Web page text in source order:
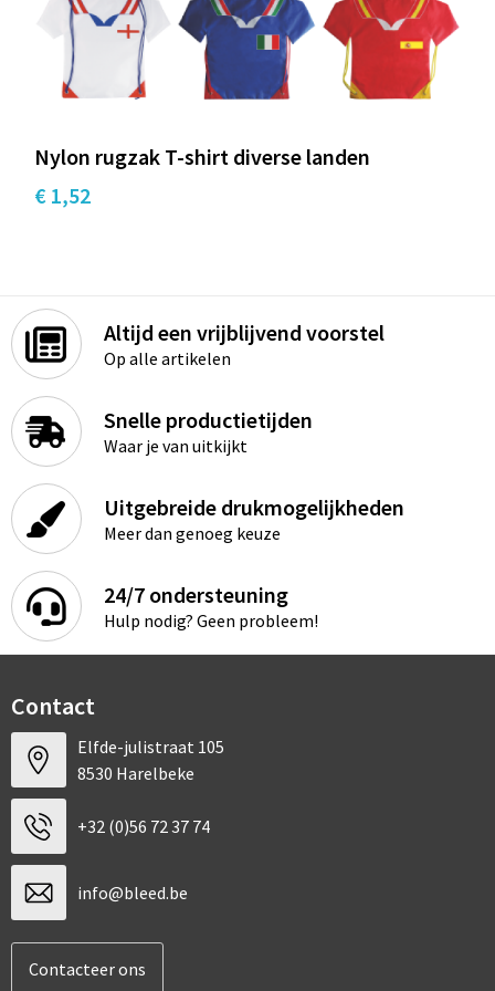
Sport
Schrijfwaren
Spellen voor binnen en buiten
Rugzakken
Sporttassen
Boodschappentassen
Toilettassen
Heuptassen
Reistassen
Documententassen
Schoenentassen
Tablettassen
Goodiebags
Nylon rugzak T-shirt diverse landen
€ 1,52
Altijd een vrijblijvend voorstel
Op alle artikelen
Snelle productietijden
Waar je van uitkijkt
Uitgebreide drukmogelijkheden
Meer dan genoeg keuze
24/7 ondersteuning
Hulp nodig? Geen probleem!
Contact
Elfde-julistraat 105
8530 Harelbeke
+32 (0)56 72 37 74
info@bleed.be
Contacteer ons